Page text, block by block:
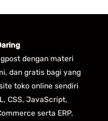
dengan materi
dan gratis bagi yang
toko online sendiri
CSS, JavaScript,
serta ERP.